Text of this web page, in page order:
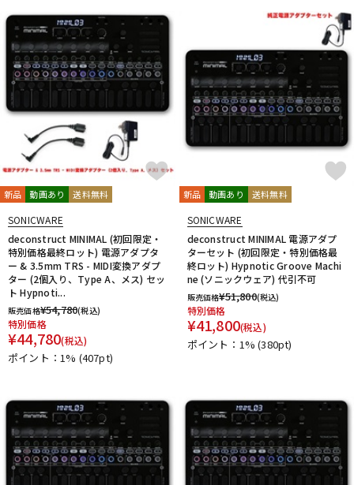
新品 動画あり 送料無料
SONICWARE
deconstruct MINIMAL (初回限定・
特別価格最終ロット) 電源アダプタ
ー & 3.5mm TRS - MIDI変換アダプ
ター (2個入り、Type A、メス) セッ
ト Hypnoti...
販売価格¥54,780(税込)
特別価格
¥44,780(税込)
ポイント：1% (407pt)
新品 動画あり 送料無料
SONICWARE
deconstruct MINIMAL 電源アダプ
ターセット (初回限定・特別価格最
終ロット) Hypnotic Groove Machi
ne (ソニックウェア) 代引不可
販売価格¥51,800(税込)
特別価格
¥41,800(税込)
ポイント：1%(380pt)